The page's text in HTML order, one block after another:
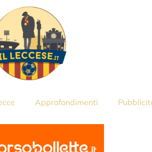
Approfondimenti